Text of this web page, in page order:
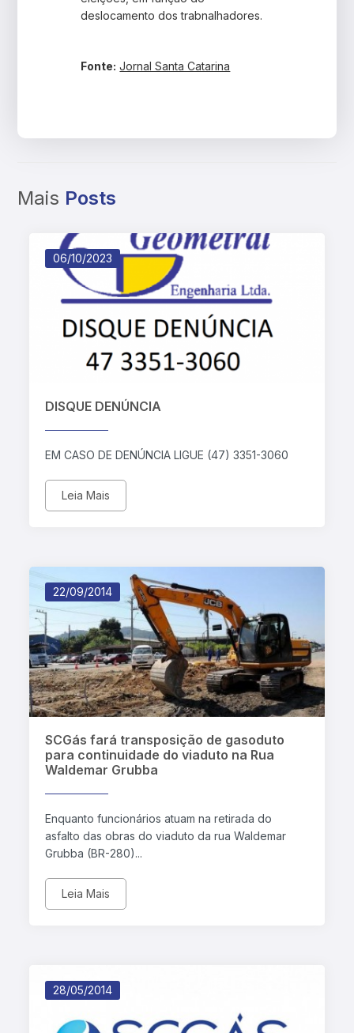
deslocamento dos trabnalhadores.
Fonte: Jornal Santa Catarina
Mais Posts
06/10/2023
DISQUE DENÚNCIA
EM CASO DE DENÚNCIA LIGUE (47) 3351-3060
Leia Mais
22/09/2014
SCGás fará transposição de gasoduto
para continuidade do viaduto na Rua
Waldemar Grubba
Enquanto funcionários atuam na retirada do
asfalto das obras do viaduto da rua Waldemar
Grubba (BR-280)...
Leia Mais
28/05/2014